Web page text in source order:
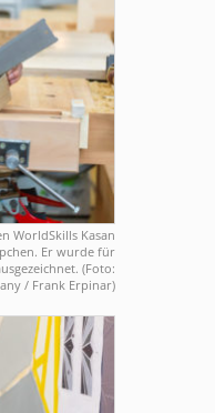
WorldSkills Kasan
Er wurde für
(Foto:
/ Frank Erpinar)